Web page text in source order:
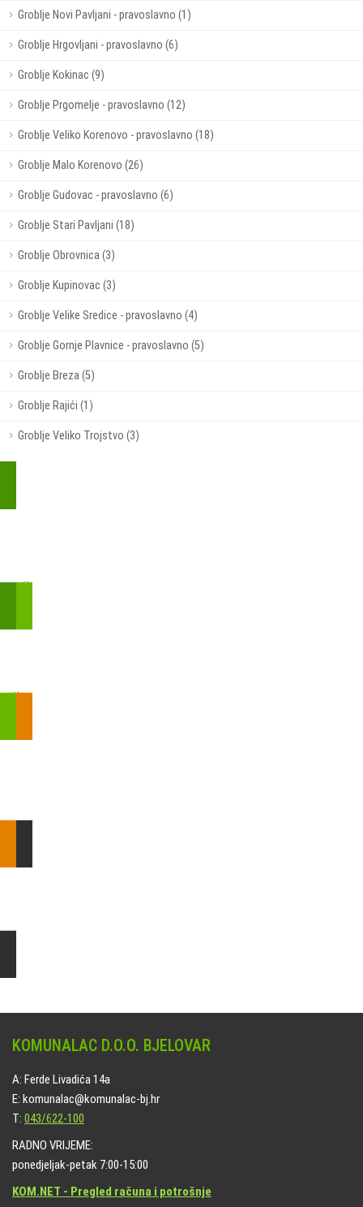
Groblje Novi Pavljani - pravoslavno (1)
Groblje Hrgovljani - pravoslavno (6)
Groblje Kokinac (9)
Groblje Prgomelje - pravoslavno (12)
Groblje Veliko Korenovo - pravoslavno (18)
Groblje Malo Korenovo (26)
Groblje Gudovac - pravoslavno (6)
Groblje Stari Pavljani (18)
Groblje Obrovnica (3)
Groblje Kupinovac (3)
Groblje Velike Sredice - pravoslavno (4)
Groblje Gornje Plavnice - pravoslavno (5)
Groblje Breza (5)
Groblje Rajići (1)
Groblje Veliko Trojstvo (3)
KOMUNALAC D.O.O. BJELOVAR
A: Ferde Livadića 14a
E: komunalac@komunalac-bj.hr
T: 043/622-100
RADNO VRIJEME:
ponedjeljak-petak 7:00-15:00
KOM.NET - Pregled računa i potrošnje